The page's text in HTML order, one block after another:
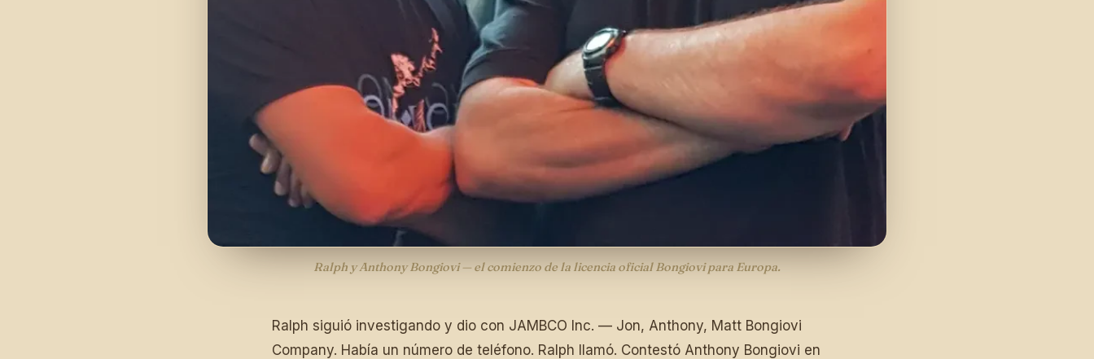
Ralph y Anthony Bongiovi — el comienzo de la licencia oficial Bongiovi para Europa.
Ralph siguió investigando y dio con JAMBCO Inc. — Jon, Anthony, Matt Bongiovi
Company. Había un número de teléfono. Ralph llamó. Contestó Anthony Bongiovi en